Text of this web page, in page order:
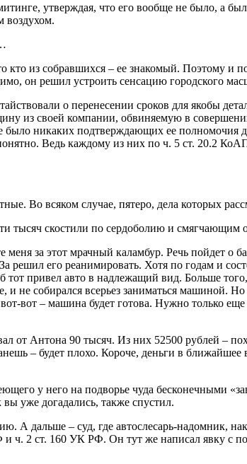
утверждая, что его вообще не было, а
воздухом.
кто из собравшихся – ее знакомый. Поэтому и
он решил устроить сенсацию городского
о перенесении сроков для якобы
из своей компании, обвиняемую в
никаких подтверждающих ее полномочия
Ведь каждому из них по ч. 5 ст. 20.2
Во всяком случае, пятеро, дела которых
тысяч скостили по сердоболию и смягчающим
за этот мрачный каламбур. Речь пойдет
решил его реанимировать. Хотя по годам и
привел авто в надлежащий вид. Больше
не собирался всерьез заниматься машиной.
вот – машина будет готова. Нужно только
от Антона 90 тысяч. Из них 52500 рублей –
– будет плохо. Короче, деньги в ближайшее
у него на подворье чуда бесконечными
уже догадались, также спустил.
А дальше – суд, где автослесарь-надомник,
2 ст. 160 УК РФ. Он тут же написал явку с